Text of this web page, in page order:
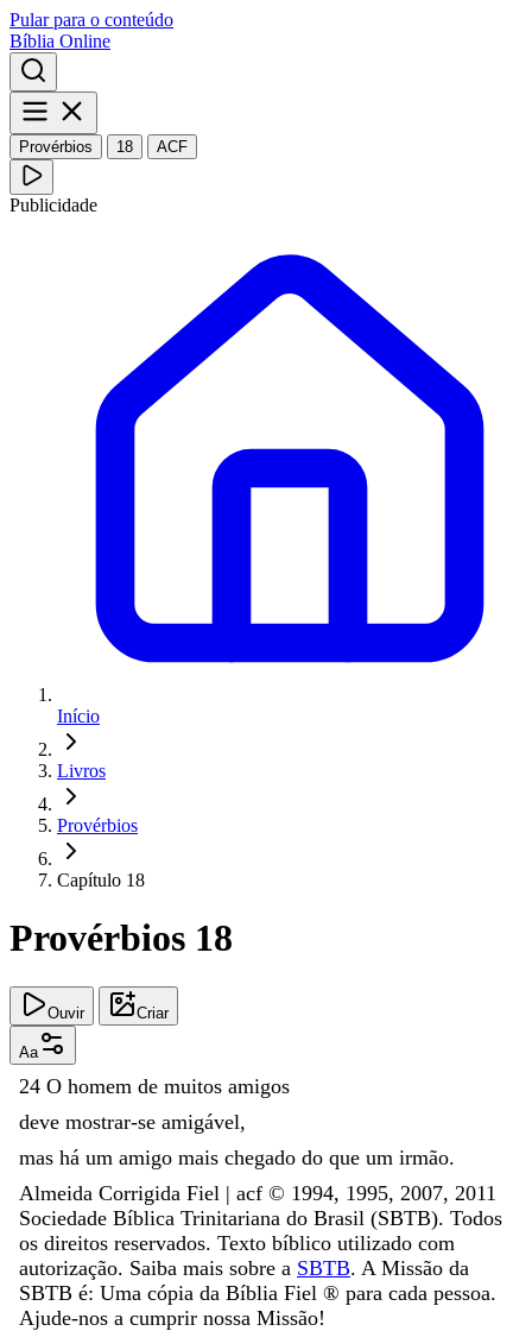
Pular para o conteúdo
Bíblia Online
Provérbios 18 ACF
Publicidade
Início
Livros
Provérbios
Capítulo 18
Provérbios 18
Ouvir Criar
Aa
24 O homem de muitos amigos
deve mostrar-se amigável,
mas há um amigo mais chegado do que um irmão.
Almeida Corrigida Fiel | acf ©️ 1994, 1995, 2007, 2011
Sociedade Bíblica Trinitariana do Brasil (SBTB). Todos
os direitos reservados. Texto bíblico utilizado com
autorização. Saiba mais sobre a SBTB. A Missão da
SBTB é: Uma cópia da Bíblia Fiel ®️ para cada pessoa.
Ajude-nos a cumprir nossa Missão!